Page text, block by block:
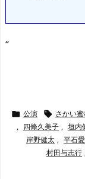
“
 公演  さかい
, 四條久美子 , 垣内
岸野健太 , 平石愛
村田与志行